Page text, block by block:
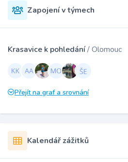
Zapojení v týmech
Krasavice k pohledání/ Olomouc
Přejít na graf a srovnání
Kalendář zážitků